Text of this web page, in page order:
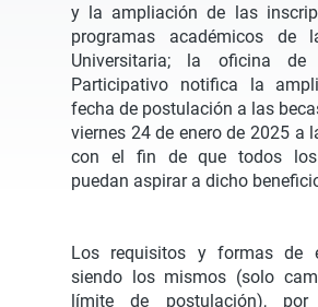
y la ampliación de las
programas académicos de
Universitaria; la oficina de
Participativo notifica la
fecha de postulación a las
viernes 24 de enero de 2025 a
con el fin de que todos los
puedan aspirar a dicho
Los requisitos y formas de
siendo los mismos (solo
límite de postulación),